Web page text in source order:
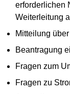
erforderlichen
Weiterleitung
Mitteilung
Beantragung
Fragen zum
Fragen zu